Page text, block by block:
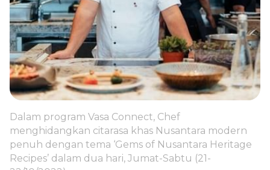
Dalam program Vasa Connect, Chef
menghidangkan citarasa khas Nusantara modern
penuh dengan tema ‘Gems of Nusantara Heritage
Recipes’ dalam dua hari, Jumat-Sabtu (21-